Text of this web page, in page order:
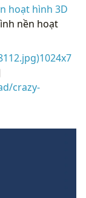
hoạt hình 3D
nền hoạt
crazy-